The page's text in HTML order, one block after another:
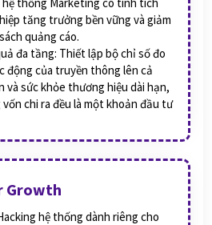
tăng trưởng bền vững và giảm
quảng cáo.
đa tầng: Thiết lập bộ chỉ số đo
động của truyền thông lên cả
và sức khỏe thương hiệu dài hạn,
chi ra đều là một khoản đầu tư
Growth
hệ thống dành riêng cho